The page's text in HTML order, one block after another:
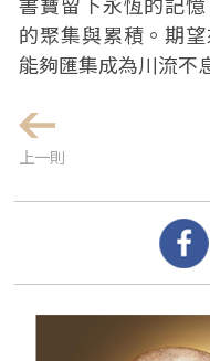
的聚集與累積。期
能夠匯集成為川流不
上一則